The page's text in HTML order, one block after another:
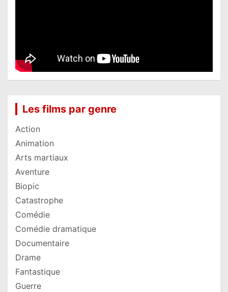
Les films par genre
Action
Animation
Arts martiaux
Aventure
Biopic
Catastrophe
Comédie
Comédie dramatique
Documentaire
Drame
Fantastique
Guerre